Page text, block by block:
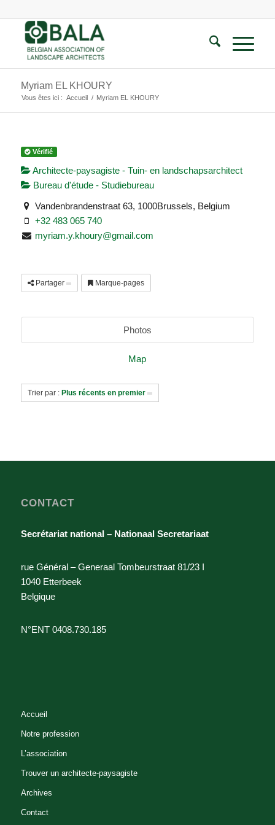
Myriam EL KHOURY
Vous êtes ici : Accueil / Myriam EL KHOURY
Vérifié
Architecte-paysagiste - Tuin- en landschapsarchitect
Bureau d'étude - Studiebureau
Vandenbrandenstraat 63, 1000Brussels, Belgium
+32 483 065 740
myriam.y.khoury@gmail.com
Partager Marque-pages
Photos
Map
Trier par : Plus récents en premier
CONTACT
Secrétariat national – Nationaal Secretariaat
rue Général – Generaal Tombeurstraat 81/23 I
1040 Etterbeek
Belgique
N°ENT 0408.730.185
Accueil
Notre profession
L’association
Trouver un architecte-paysagiste
Archives
Contact